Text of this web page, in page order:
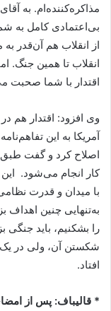
مذاکره‌کننده‌ام. به
بی‌اعتمادی کامل به
انقلاب تا همین جنگ.
اقتدار با شما صحبت
وی افزود: اقتدار هم
آمریکا به این
اصلاح کرد و گفت طبق
کار انجام می‌شود. این
با میدان و قدرت
به‌تنهایی چنین
شکستن آن، ولی در
افتاد.
* قالیباف: پس از